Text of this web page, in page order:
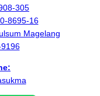
305
8695-16
Magelang